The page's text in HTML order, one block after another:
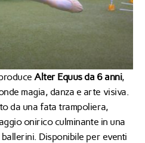
Alter Equus da 6 anni,
magia, danza e arte visiva.
da una fata trampoliera,
onirico culminante in una
Disponibile per eventi